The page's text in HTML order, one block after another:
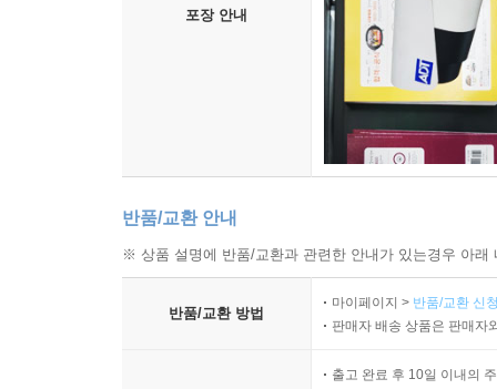
포장 안내
반품/교환 안내
※ 상품 설명에 반품/교환과 관련한 안내가 있는경우 아
반품/교환 방법
마이페이지 > 반품/교환 신
판매자 배송 상품은 판매자
출고 완료 후 10일 이내의